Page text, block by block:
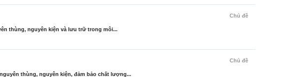
Chủ đề
thùng, nguyên kiện và lưu trữ trong môi...
Chủ đề
thùng, nguyên kiện, đảm bảo chất lượng...